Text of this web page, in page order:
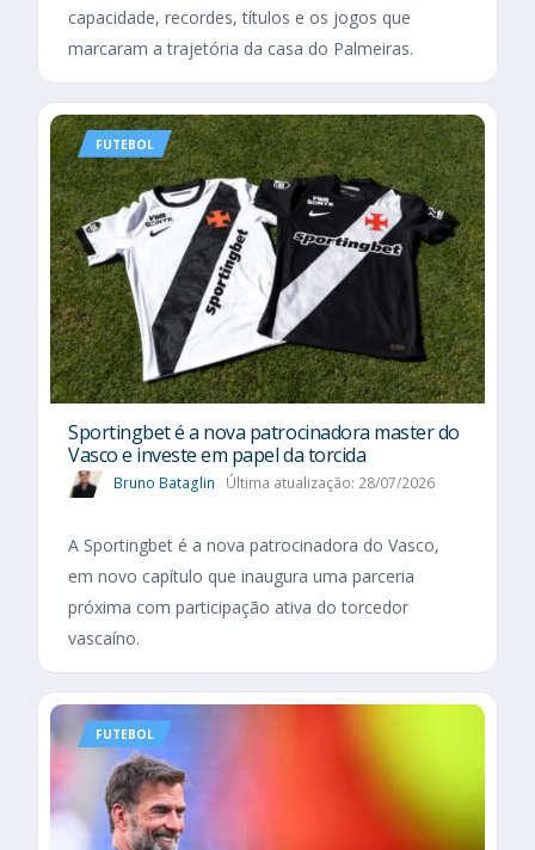
capacidade, recordes, títulos e os jogos que
marcaram a trajetória da casa do Palmeiras.
FUTEBOL
Sportingbet é a nova patrocinadora master do
Vasco e investe em papel da torcida
Bruno Bataglin Última atualização: 28/07/2026
A Sportingbet é a nova patrocinadora do Vasco,
em novo capítulo que inaugura uma parceria
próxima com participação ativa do torcedor
vascaíno.
FUTEBOL